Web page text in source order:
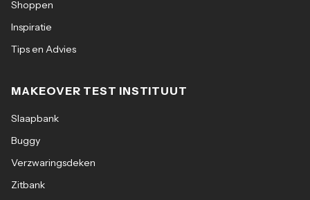
Shoppen
Inspiratie
Tips en Advies
MAKEOVER TEST INSTITUUT
Slaapbank
Buggy
Verzwaringsdeken
Zitbank